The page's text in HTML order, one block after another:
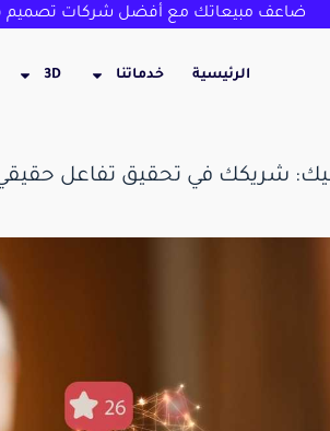
ضاعف مبيعاتك مع أفضل شركات تصميم
الرئيسية خدماتنا 3D
شريكك في تحقيق تفاعل حقيقي